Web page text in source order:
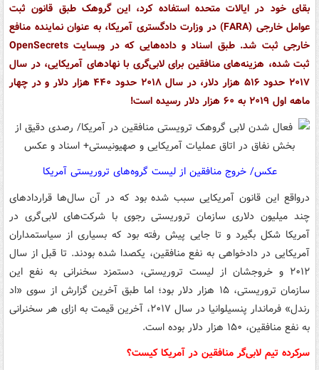
بقای خود در ایالات متحده استفاده کرد، این گروهک طبق قانون ثبت
عوامل خارجی (FARA) در وزارت دادگستری آمریکا، به عنوان نماینده منافع
خارجی ثبت شد. طبق اسناد و داده‌هایی که در وبسایت OpenSecrets
ثبت شده، هزینه‌های منافقین برای لابی‌گری با نهادهای آمریکایی، در سال
۲۰۱۷ حدود ۵۱۶ هزار دلار، در سال ۲۰۱۸ حدود ۴۴۰ هزار دلار و در چهار
ماهه اول ۲۰۱۹ به ۶۰ هزار دلار رسیده است!
عکس/ خروج منافقین از لیست گروه‌های تروریستی آمریکا
درواقع این قانون آمریکایی‌ سبب شده بود که در آن سال‌ها قراردادهای
چند میلیون دلاری سازمان تروریستی رجوی با شرکت‌های لابی‌گری در
آمریکا شکل بگیرد و تا جایی پیش رفته بود که بسیاری از سیاستمداران
آمریکایی‌ در دادخواهی به نفع منافقین، یکصدا شده بودند. تا قبل از سال
۲۰۱۲ و خروجشان از لیست تروریستی، دستمزد سخنرانی به نفع این
سازمان تروریستی، ۱۵ هزار دلار بود؛ اما طبق آخرین گزارش از سوی «اد
رندل» فرماندار پنسیلوانیا در سال ۲۰۱۷، آخرین قیمت به ازای هر سخنرانی
به نفع منافقین، ۱۵۰ هزار دلار بوده است.
سرکرده تیم لابی‌گر منافقین در آمریکا کیست؟